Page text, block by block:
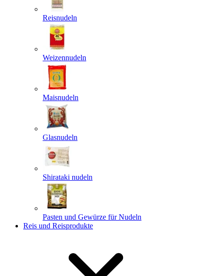
Reisnudeln
Weizennudeln
Maisnudeln
Glasnudeln
Shirataki nudeln
Pasten und Gewürze für Nudeln
Reis und Reisprodukte